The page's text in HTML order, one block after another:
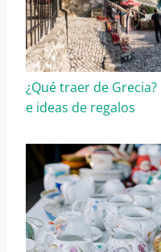
¿Qué traer de
e ideas de regalos